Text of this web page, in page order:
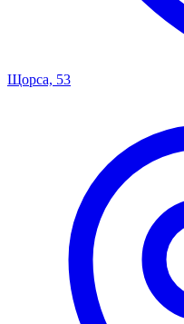
Щорса, 53